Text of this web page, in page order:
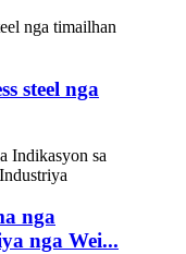
steel nga
nga
nga Wei...